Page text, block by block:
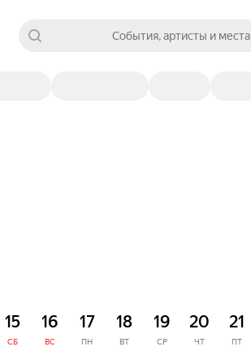
События, артисты и места
15
СБ
16
ВС
17
ПН
18
ВТ
19
СР
20
ЧТ
21
ПТ